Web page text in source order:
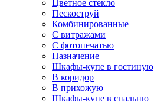
Цветное стекло
Пескоструй
Комбинированные
С витражами
С фотопечатью
Назначение
Шкафы-купе в гостиную
В коридор
В прихожую
Шкафы-купе в спальню